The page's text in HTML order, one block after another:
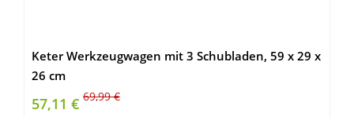
Keter Werkzeugwagen mit 3 Schubladen, 59 x 29 x
26 cm
57,11 € 69,99 €